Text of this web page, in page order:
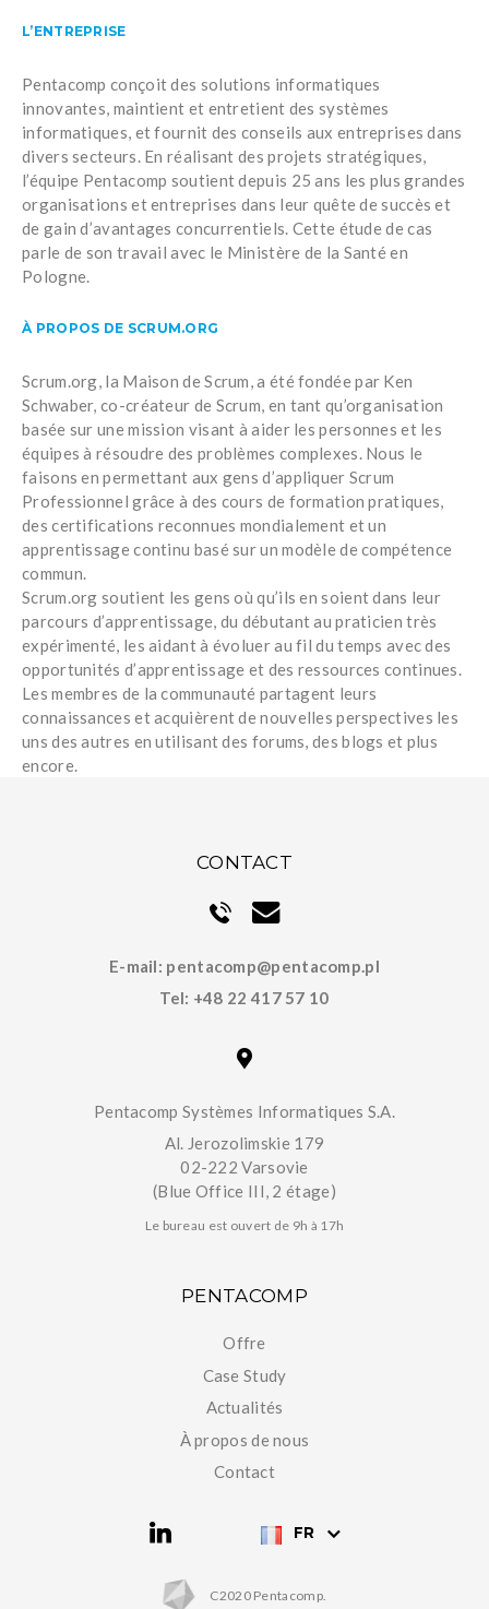
L’ENTREPRISE
Pentacomp conçoit des solutions informatiques
innovantes, maintient et entretient des systèmes
informatiques, et fournit des conseils aux entreprises dans
divers secteurs. En réalisant des projets stratégiques,
l’équipe Pentacomp soutient depuis 25 ans les plus grandes
organisations et entreprises dans leur quête de succès et
de gain d’avantages concurrentiels. Cette étude de cas
parle de son travail avec le Ministère de la Santé en
Pologne.
À PROPOS DE SCRUM.ORG
Scrum.org, la Maison de Scrum, a été fondée par Ken
Schwaber, co-créateur de Scrum, en tant qu’organisation
basée sur une mission visant à aider les personnes et les
équipes à résoudre des problèmes complexes. Nous le
faisons en permettant aux gens d’appliquer Scrum
Professionnel grâce à des cours de formation pratiques,
des certifications reconnues mondialement et un
apprentissage continu basé sur un modèle de compétence
commun.
Scrum.org soutient les gens où qu’ils en soient dans leur
parcours d’apprentissage, du débutant au praticien très
expérimenté, les aidant à évoluer au fil du temps avec des
opportunités d’apprentissage et des ressources continues.
Les membres de la communauté partagent leurs
connaissances et acquièrent de nouvelles perspectives les
uns des autres en utilisant des forums, des blogs et plus
encore.
CONTACT
E-mail: pentacomp@pentacomp.pl
Tel: +48 22 417 57 10
Pentacomp Systèmes Informatiques S.A.
Al. Jerozolimskie 179
02-222 Varsovie
(Blue Office III, 2 étage)
Le bureau est ouvert de 9h à 17h
PENTACOMP
Offre
Case Study
Actualités
À propos de nous
Contact
FR
C2020 Pentacomp.